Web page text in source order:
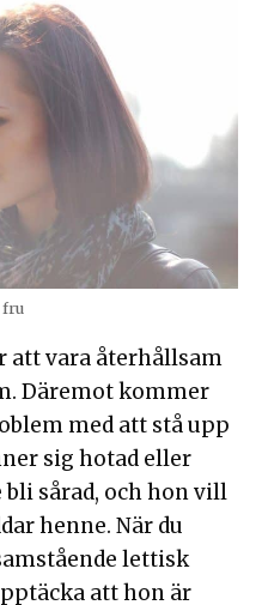
att vara återhållsam
Däremot kommer
med att stå upp
sig hotad eller
sårad, och hon vill
henne. När du
lettisk
att hon är